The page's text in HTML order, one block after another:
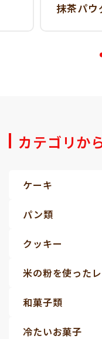
抹茶パウ
カテゴリか
ケーキ
パン類
クッキー
米の粉を使った
和菓子類
冷たいお菓子